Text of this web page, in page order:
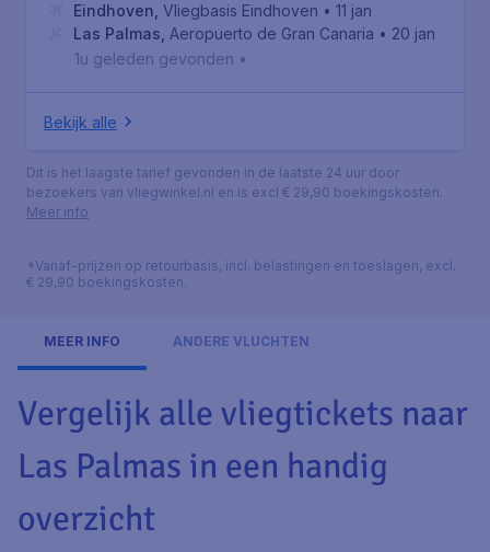
Eindhoven Vliegbasis Eindhoven • 11 jan
Las Palmas Aeropuerto de Gran Canaria • 20 jan
1u geleden gevonden •
Bekijk alle
Dit is het laagste tarief gevonden in de laatste 24 uur door
bezoekers van vliegwinkel.nl en is excl € 29,90 boekingskosten.
Meer info
*Vanaf-prijzen op retourbasis, incl. belastingen en toeslagen, excl.
€ 29,90 boekingskosten.
MEER INFO ANDERE VLUCHTEN
Vergelijk alle vliegtickets naar
Las Palmas in een handig
overzicht